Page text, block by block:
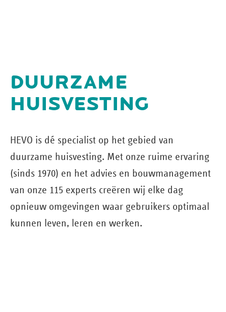
DUURZAME
HUISVESTING
HEVO is dé specialist op het gebied van
duurzame huisvesting. Met onze ruime ervaring
(sinds 1970) en het advies en bouw­management
van onze 115 experts creëren wij elke dag
opnieuw omgevingen waar gebruikers optimaal
kunnen leven, leren en werken.